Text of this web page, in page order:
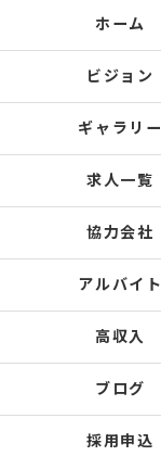
ホーム
ビジョン
ギャラリー
求人一覧
協力会社
アルバイト
高収入
ブログ
採用申込